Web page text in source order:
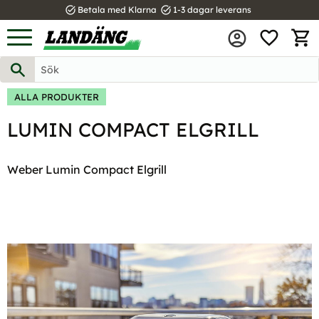
Meny
task_alt Betala med Klarna task_alt 1-3 dagar leverans
ALLA PRODUKTER
LUMIN COMPACT ELGRILL
Weber Lumin Compact Elgrill